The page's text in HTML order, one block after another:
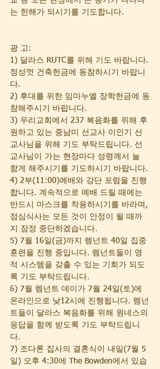
는 한해가 되시기를 기도합니다.
광 고:
1) 달라스 RUTC를 위해 기도 바랍니다.
정성껏 건축헌금에 동참하시기 바랍니
다.
2) 후대를 위한 임마누엘 장학헌금에 동
참해주시기 바랍니다.
3) 우리교회에서 237 복음화를 위해 후
원하고 있는 중남미 선교사 이인기 선
교사님을 위해 기도 부탁드립니다. 선
교사님이 가는 현장마다 성령께서 늘
4) 2부(11:00)예배와 강단 포럼을 진행
합니다. 계속적으로 예배 드릴 때에는
반드시 마스크를 착용하시기를 바라며,
점심식사는 모든 것이 안정이 될 때까
지 잠정 중단하겠습니다.
5) 7월 16일(금)까지 렘넌트 40일 집중
훈련을 진행 중입니다. 렘넌트들이 영
적 시스템을 갖출 수 있는 기회가 되도
록 기도 부탁드립니다.
6) 7월 렘넌트 데이가 7월 24일(토)에
온라인으로 낮12시에 진행됩니다. 렘넌
트들이 달라스 복음화를 위해 원네스의
응답을 함께 받도록 기도 부탁드립니
다.
7) 조다론 집사의 결혼식이 내일(7월 5
일) 오후 4:30에 The Bowden에서 있습